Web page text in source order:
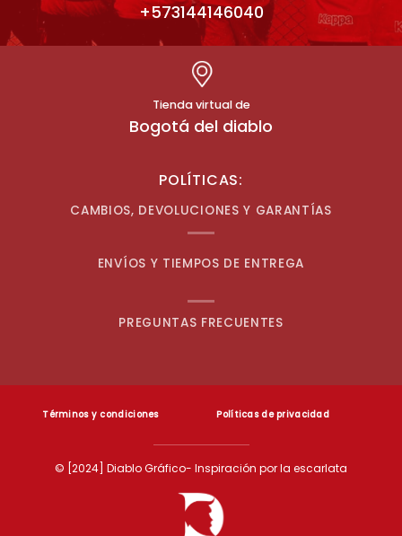
+573144146040
Tienda virtual de
Bogotá del diablo
POLÍTICAS:
CAMBIOS, DEVOLUCIONES Y GARANTÍAS
ENVÍOS Y TIEMPOS DE ENTREGA
PREGUNTAS FRECUENTES
Términos y condiciones Políticas de privacidad
© [2024] Diablo Gráfico- Inspiración por la escarlata